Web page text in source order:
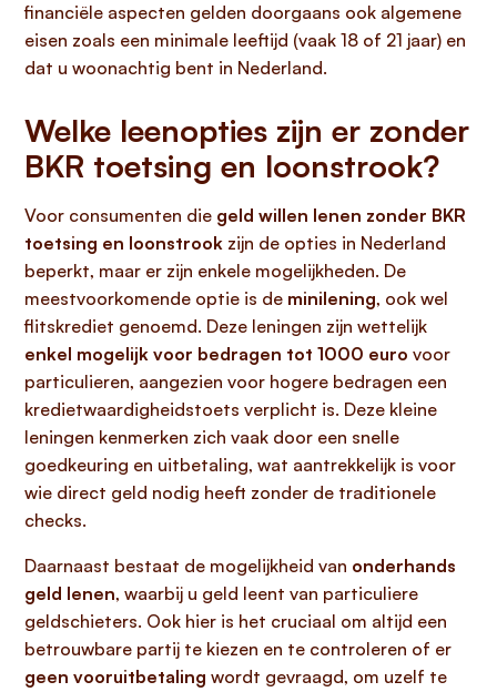
financiële aspecten gelden doorgaans ook algemene
eisen zoals een minimale leeftijd (vaak 18 of 21 jaar) en
dat u woonachtig bent in Nederland.
Welke leenopties zijn er zonder
BKR toetsing en loonstrook?
Voor consumenten die geld willen lenen zonder BKR
toetsing en loonstrook zijn de opties in Nederland
beperkt, maar er zijn enkele mogelijkheden. De
meestvoorkomende optie is de minilening, ook wel
flitskrediet genoemd. Deze leningen zijn wettelijk
enkel mogelijk voor bedragen tot 1000 euro voor
particulieren, aangezien voor hogere bedragen een
kredietwaardigheidstoets verplicht is. Deze kleine
leningen kenmerken zich vaak door een snelle
goedkeuring en uitbetaling, wat aantrekkelijk is voor
wie direct geld nodig heeft zonder de traditionele
checks.
Daarnaast bestaat de mogelijkheid van onderhands
geld lenen, waarbij u geld leent van particuliere
geldschieters. Ook hier is het cruciaal om altijd een
betrouwbare partij te kiezen en te controleren of er
geen vooruitbetaling wordt gevraagd, om uzelf te